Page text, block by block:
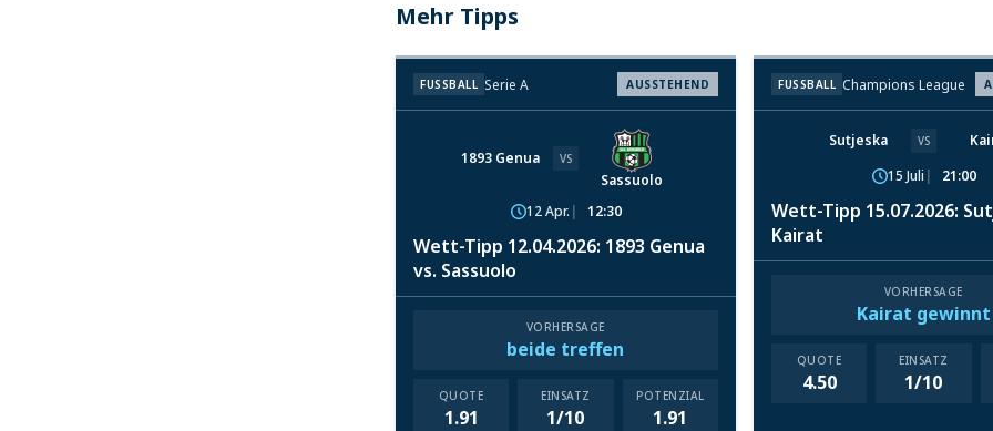
Mehr Tipps
FUSSBALL Serie A AUSSTEHEND
1893 Genua VS
Sassuolo
12 Apr.
12:30
Wett-Tipp 12.04.2026: 1893 Genua
vs. Sassuolo
VORHERSAGE
beide treffen
QUOTE
1.91
EINSATZ
1/10
POTENZIAL
1.91
FUSSBALL Champions League
Sutjeska VS
15 Juli
21:00
Wett-Tipp 15.07.2026:
Kairat
VORHERSAGE
Kairat gewinnt
QUOTE
4.50
EINSATZ
1/10